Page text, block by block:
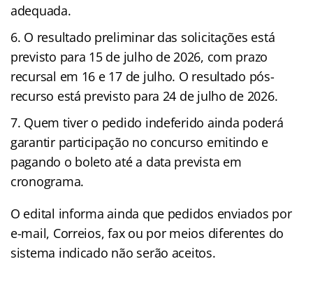
adequada.
O resultado preliminar das solicitações está
previsto para 15 de julho de 2026, com prazo
recursal em 16 e 17 de julho. O resultado pós-
recurso está previsto para 24 de julho de 2026.
Quem tiver o pedido indeferido ainda poderá
garantir participação no concurso emitindo e
pagando o boleto até a data prevista em
cronograma.
O edital informa ainda que pedidos enviados por
e-mail, Correios, fax ou por meios diferentes do
sistema indicado não serão aceitos.